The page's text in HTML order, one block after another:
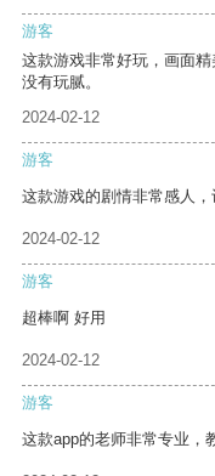
游客
这款游戏非常好玩，画面
没有玩腻。
2024-02-12
游客
这款游戏的剧情非常感人，
2024-02-12
游客
超棒啊 好用
2024-02-12
游客
这款app的老师非常专业，